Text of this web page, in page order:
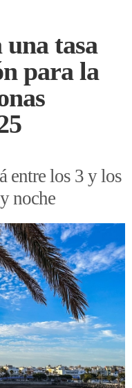
tasa
para la
entre los 3 y los
noche